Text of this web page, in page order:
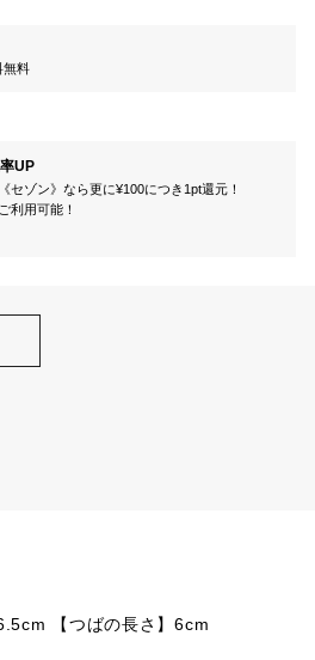
無料
UP
セゾン》なら更に¥100につき1pt還元！
利用可能！
【つばの長さ】6cm